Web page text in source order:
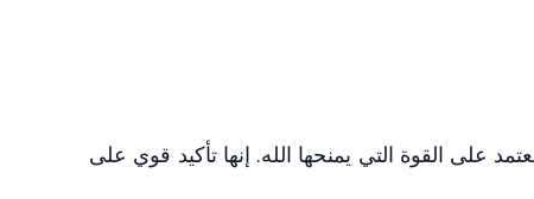
على القوة التي يمنحها الله. إنها تأكيد قوي على